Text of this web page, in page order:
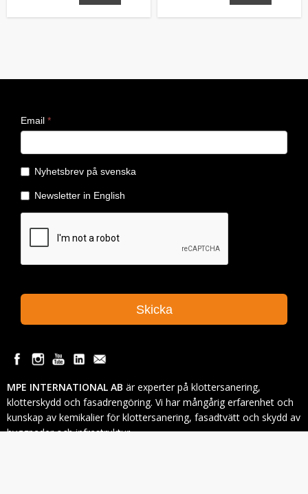
MPE INTERNATIONAL AB är experter på klottersanering,
klotterskydd och fasadrengöring. Vi har mångårig erfarenhet och
kunskap av kemikalier för klottersanering, fasadtvätt och skydd av
byggnader och infrastruktur.